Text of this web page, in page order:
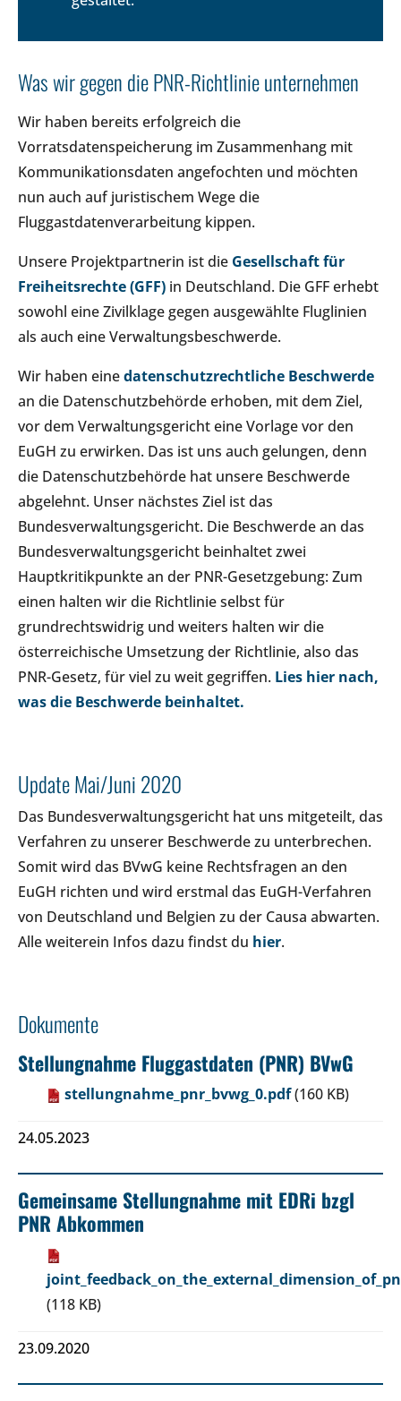
Was wir gegen die PNR-Richtlinie unternehmen
Wir haben bereits erfolgreich die
Vorratsdatenspeicherung im Zusammenhang mit
Kommunikationsdaten angefochten und möchten
nun auch auf juristischem Wege die
Fluggastdatenverarbeitung kippen.
Unsere Projektpartnerin ist die Gesellschaft für
Freiheitsrechte (GFF) in Deutschland. Die GFF erhebt
sowohl eine Zivilklage gegen ausgewählte Fluglinien
als auch eine Verwaltungsbeschwerde.
Wir haben einedatenschutzrechtliche Beschwerde
an die Datenschutzbehörde erhoben, mit dem Ziel,
vor dem Verwaltungsgericht eine Vorlage vor den
EuGH zu erwirken. Das ist uns auch gelungen, denn
die Datenschutzbehörde hat unsere Beschwerde
abgelehnt. Unser nächstes Ziel ist das
Bundesverwaltungsgericht. Die Beschwerde an das
Bundesverwaltungsgericht beinhaltet zwei
Hauptkritikpunkte an der PNR-Gesetzgebung: Zum
einen halten wir die Richtlinie selbst für
grundrechtswidrig und weiters halten wir die
österreichische Umsetzung der Richtlinie, also das
PNR-Gesetz, für viel zu weit gegriffen. Lies hier nach,
was die Beschwerde beinhaltet.
Update Mai/Juni 2020
Das Bundesverwaltungsgericht hat uns mitgeteilt, das
Verfahren zu unserer Beschwerde zu unterbrechen.
Somit wird das BVwG keine Rechtsfragen an den
EuGH richten und wird erstmal das EuGH-Verfahren
von Deutschland und Belgien zu der Causa abwarten.
Alle weiterein Infos dazu findst du hier.
Dokumente
Stellungnahme Fluggastdaten (PNR) BVwG
stellungnahme_pnr_bvwg_0.pdf(160 KB)
24.05.2023
Gemeinsame Stellungnahme mit EDRi bzgl
PNR Abkommen
(118 KB)
23.09.2020